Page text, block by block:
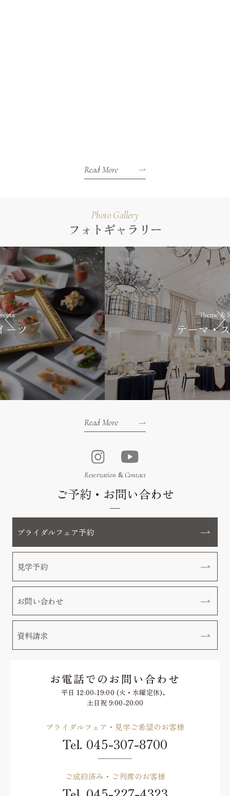
Read More
Photo Gallery
フォトギャラリー
Theme & Style
テーマ・スタイル
Read More
Reservation &Contact
ご予約・お問い合わせ
ブライダルフェア予約
見学予約
お問い合わせ
資料請求
お電話でのお問い合わせ
平日 12:00-19:00 (火・水曜定休)、
土日祝 9:00-20:00
ブライダルフェア・見学ご希望のお客様
Tel. 045-307-8700
ご成約済み・ご列席のお客様